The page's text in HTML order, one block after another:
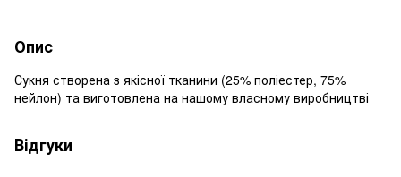
Опис
Сукня створена з якісної тканини (25% поліестер, 75%
нейлон) та виготовлена на нашому власному виробництві
Відгуки